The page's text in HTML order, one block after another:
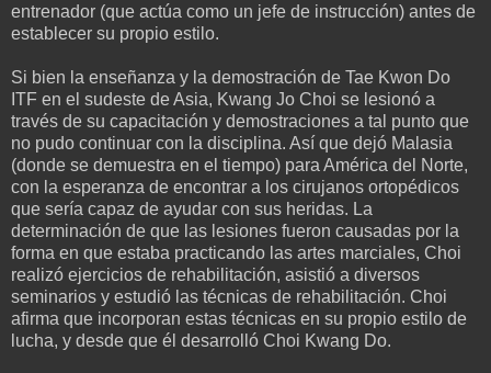
entrenador (que actúa como un jefe de instrucción) antes de
establecer su propio estilo.
Si bien la enseñanza y la demostración de Tae Kwon Do
ITF en el sudeste de Asia, Kwang Jo Choi se lesionó a
través de su capacitación y demostraciones a tal punto que
no pudo continuar con la disciplina. Así que dejó Malasia
(donde se demuestra en el tiempo) para América del Norte,
con la esperanza de encontrar a los cirujanos ortopédicos
que sería capaz de ayudar con sus heridas. La
determinación de que las lesiones fueron causadas por la
forma en que estaba practicando las artes marciales, Choi
realizó ejercicios de rehabilitación, asistió a diversos
seminarios y estudió las técnicas de rehabilitación. Choi
afirma que incorporan estas técnicas en su propio estilo de
lucha, y desde que él desarrolló Choi Kwang Do.